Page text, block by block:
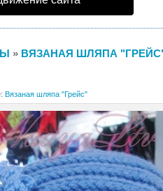
» ВЯЗАНАЯ ШЛЯПА
Вязаная шляпа "Грейс"